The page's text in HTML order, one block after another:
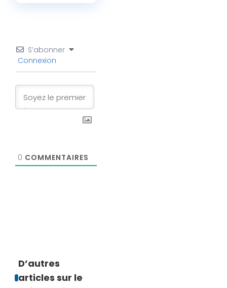
S’abonner
Connexion
0 COMMENTAIRES
D’autres
articles sur le